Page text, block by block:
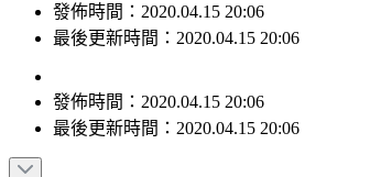
發佈時間：2020.04.15 20:06
最後更新時間：2020.04.15 20:06
發佈時間： 2020.04.15 20:06
最後更新時間： 2020.04.15 20:06